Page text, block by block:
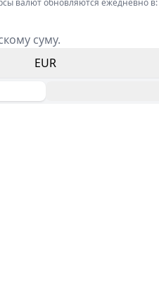
валют обновляются ежедневно
суму.
EUR